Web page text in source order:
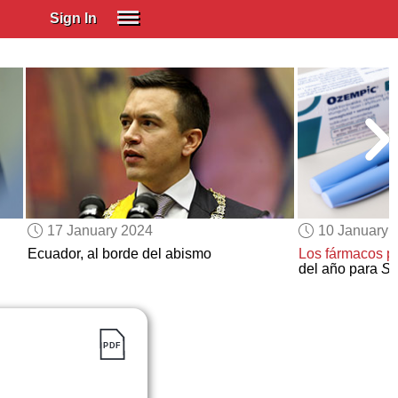
Sign In
Spanish (Spain)
Spanish (Latino)
SUBSCRIBE
EDUCATIONAL LICENSES
GIFT CARDS
OTHER LANGUAGES
17 January 2024
Ecuador, al borde del abismo
10 January
Los fármacos
del año para